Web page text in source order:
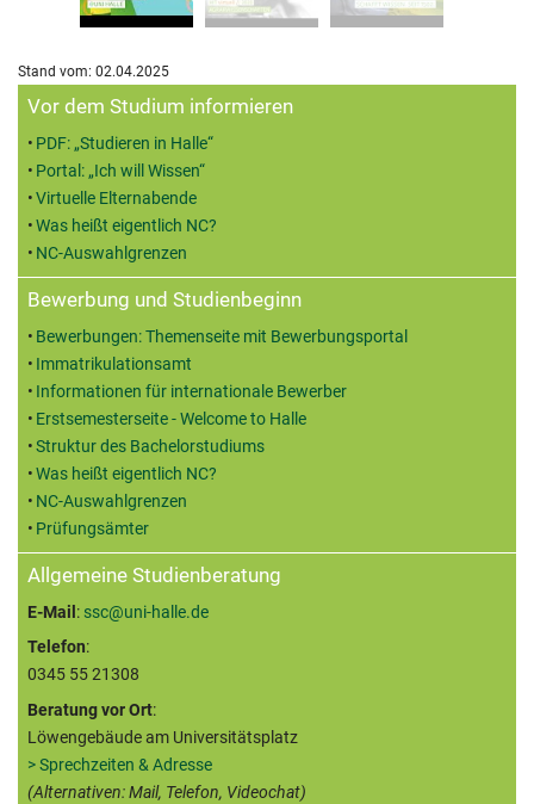
Stand vom: 02.04.2025
Zusatzinformationen
Vor dem Studium informieren
PDF: „Studieren in Halle“
Portal: „Ich will Wissen“
Virtuelle Elternabende
Was heißt eigentlich NC?
NC-Auswahlgrenzen
Bewerbung und Studienbeginn
Bewerbungen: Themenseite mit Bewerbungsportal
Immatrikulationsamt
Informationen für internationale Bewerber
Erstsemesterseite - Welcome to Halle
Struktur des Bachelorstudiums
Was heißt eigentlich NC?
NC-Auswahlgrenzen
Prüfungsämter
Allgemeine Studienberatung
E-Mail : ssc@uni-halle.de
Telefon:
0345 55 21308
Beratung vor Ort:
Löwengebäude am Universitätsplatz
> Sprechzeiten & Adresse
(Alternativen: Mail, Telefon, Videochat)